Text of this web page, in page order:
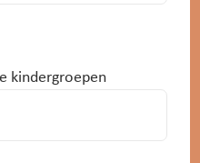
kindergroepen